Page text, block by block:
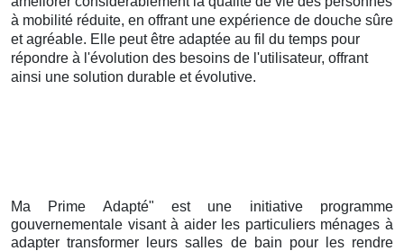
à mobilité réduite, en offrant une expérience de douche sûre
et agréable. Elle peut être adaptée au fil du temps pour
répondre à l'évolution des besoins de l'utilisateur, offrant
ainsi une solution durable et évolutive.
Ma Prime Adapté" est une initiative programme
gouvernementale visant à aider les particuliers ménages à
adapter transformer leurs salles de bain pour les rendre